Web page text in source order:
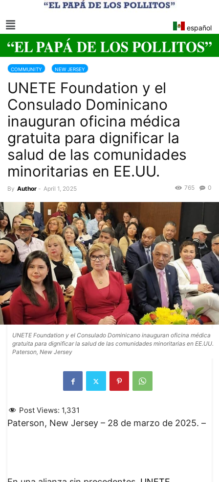
español
COMMUNITY NEW JERSEY
UNETE Foundation y el
Consulado Dominicano
inauguran oficina médica
gratuita para dignificar la
salud de las comunidades
minoritarias en EE.UU.
By Author - April 1, 2025 0
765
UNETE Foundation y el Consulado Dominicano inauguran oficina médica
gratuita para dignificar la salud de las comunidades minoritarias en EE.UU.
Paterson, New Jersey
Post Views: 1,331
Paterson, New Jersey – 28 de marzo de 2025. –